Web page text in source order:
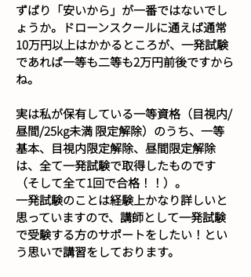
ずばり「安いから」が一番ではないでし
ょうか。ドローンスクールに通えば通常
10万円以上はかかるところが、一発試験
であれば一等も二等も2万円前後ですから
ね。
実は私が保有している一等資格（目視内/
昼間/25kg未満 限定解除）のうち、一等
基本、目視内限定解除、昼間限定解除
は、全て一発試験で取得したものです
（そして全て1回で合格！！）。
一発試験のことは経験上かなり詳しいと
思っていますので、講師として一発試験
で受験する方のサポートをしたい！とい
う思いで講習をしております。